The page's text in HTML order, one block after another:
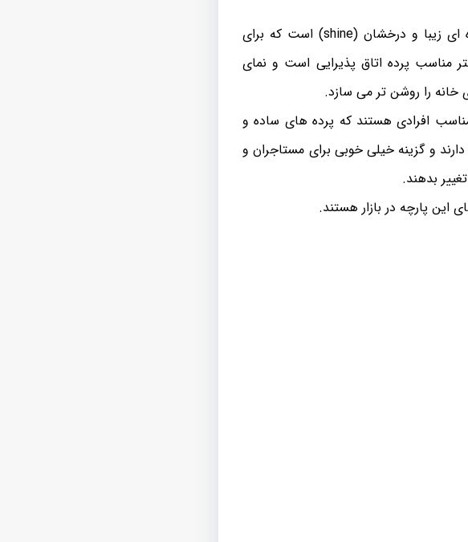
پرده ای همانطور که از نامش پیدا است، پارچه پرده ای زیبا و درخشان (shine) است که برای
مناسب پرده اتاق پذیرایی است و نمای
خانه را روشن تر می سازد.
افرادی هستند که پرده های ساده و
و گزینه خیلی خوبی برای مستاجران و
بدهند.
پارچه در بازار هستند.